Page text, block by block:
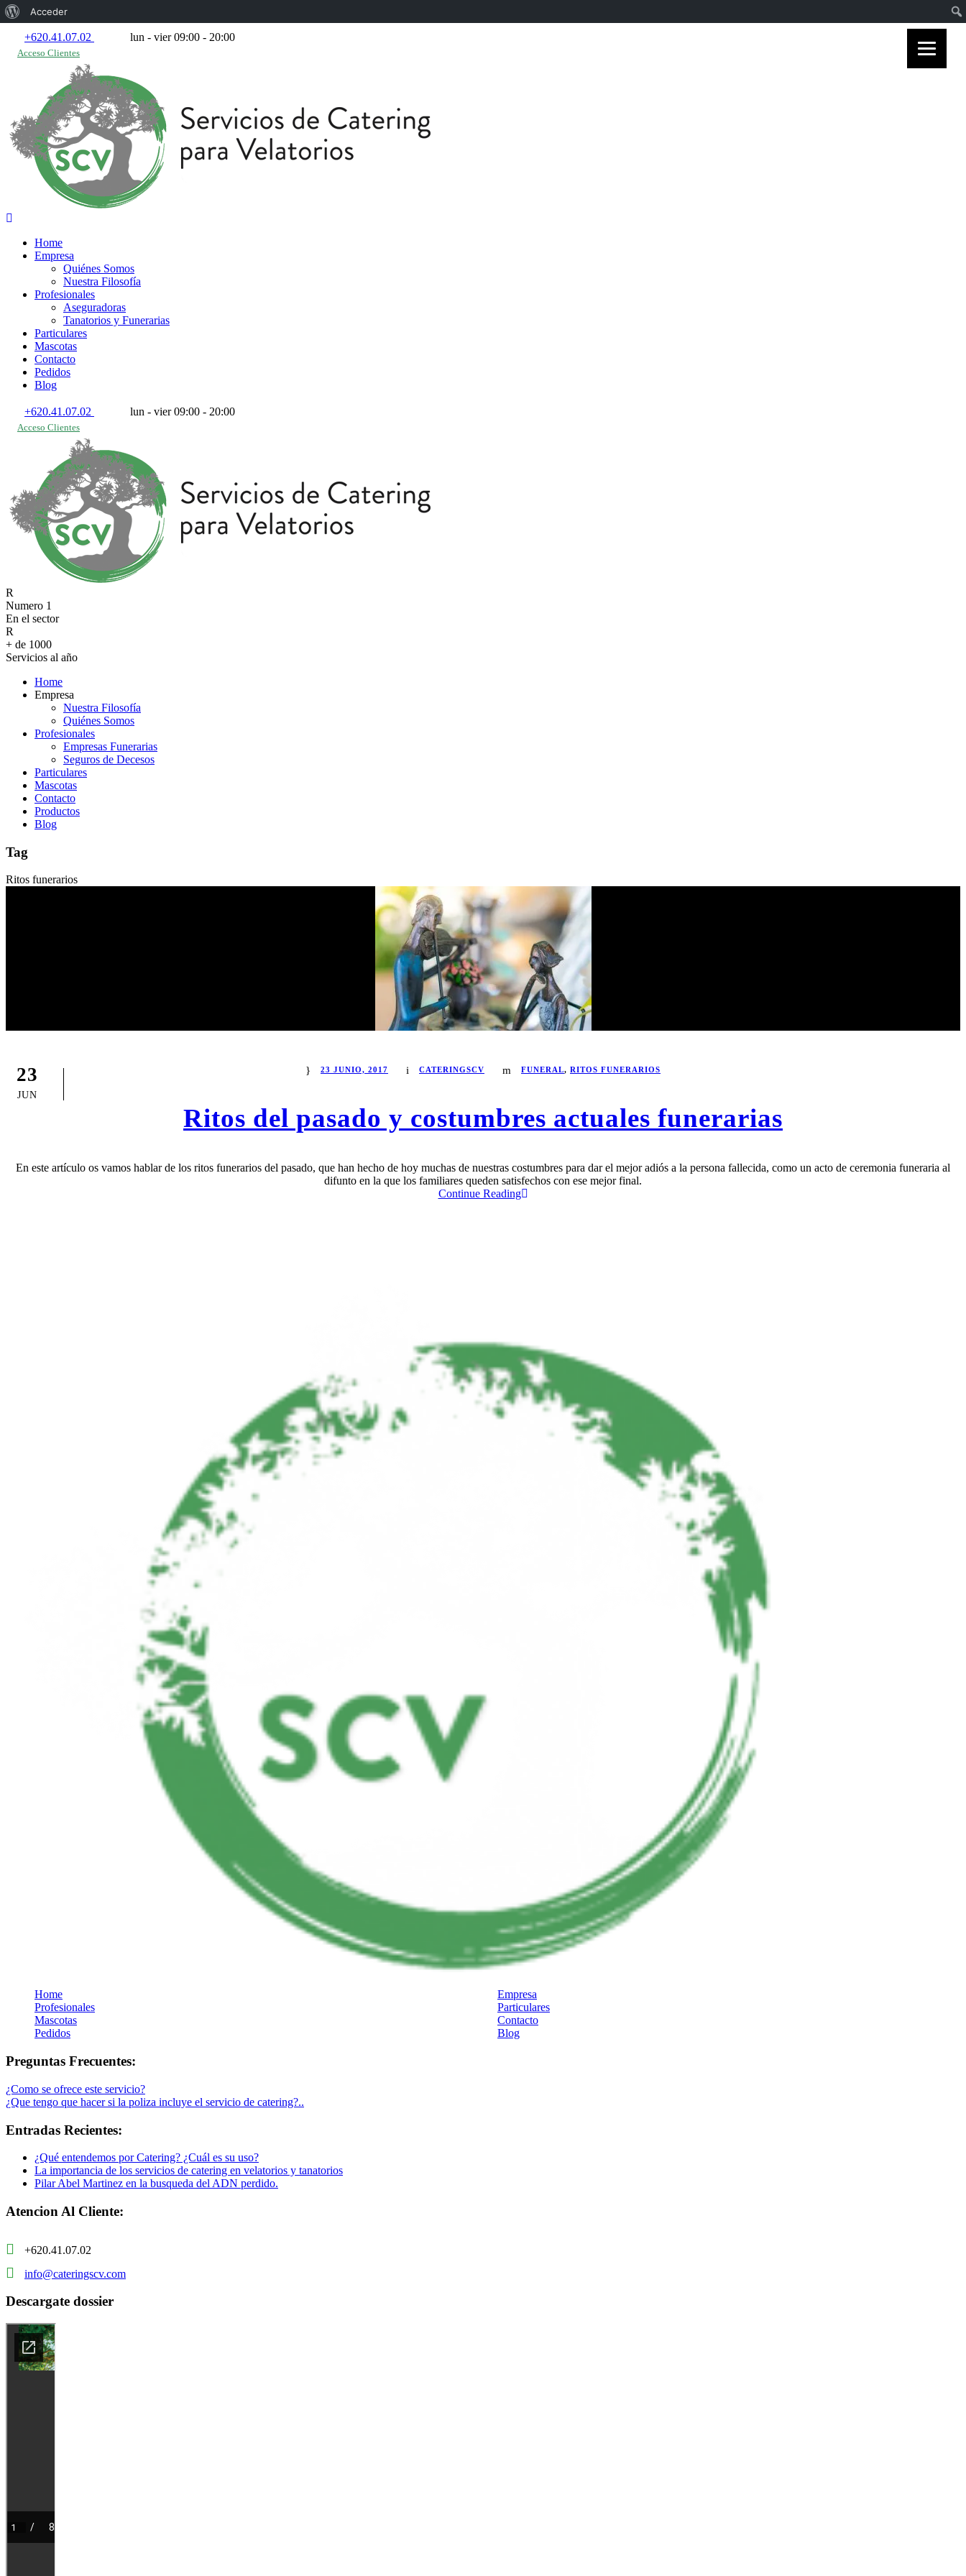
+620.41.07.02 lun - vier 09:00 - 20:00
Acceso Clientes
Home
Empresa
Quiénes Somos
Nuestra Filosofía
Profesionales
Aseguradoras
Tanatorios y Funerarias
Particulares
Mascotas
Contacto
Pedidos
Blog
+620.41.07.02 lun - vier 09:00 - 20:00
Acceso Clientes
Numero 1
En el sector
+ de 1000
Servicios al año
Home
Empresa
Nuestra Filosofía
Quiénes Somos
Profesionales
Empresas Funerarias
Seguros de Decesos
Particulares
Mascotas
Contacto
Productos
Blog
Tag
Ritos funerarios
23
JUN
23 JUNIO, 2017 CATERINGSCV FUNERAL, RITOS FUNERARIOS
Ritos del pasado y costumbres actuales funerarias
En este artículo os vamos hablar de los ritos funerarios del pasado, que han hecho de hoy muchas de nuestras costumbres para dar el mejor adiós a la persona fallecida, como un acto de ceremonia funeraria al
difunto en la que los familiares queden satisfechos con ese mejor final.
Continue Reading
Home
Empresa
Profesionales
Particulares
Mascotas
Contacto
Pedidos
Blog
Preguntas Frecuentes:
¿Como se ofrece este servicio?
¿Que tengo que hacer si la poliza incluye el servicio de catering?..
Entradas Recientes:
¿Qué entendemos por Catering? ¿Cuál es su uso?
La importancia de los servicios de catering en velatorios y tanatorios
Pilar Abel Martinez en la busqueda del ADN perdido.
Atencion Al Cliente:
+620.41.07.02
info@cateringscv.com
Descargate dossier
Acerca
de
WordPress
Acceder